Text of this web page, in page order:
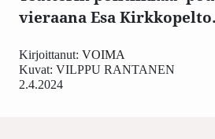
vieraana Esa Kirkkopelto.
2.4.2024
Kirjoittanut: VOIMA
Kuvat: VILPPU RANTANEN